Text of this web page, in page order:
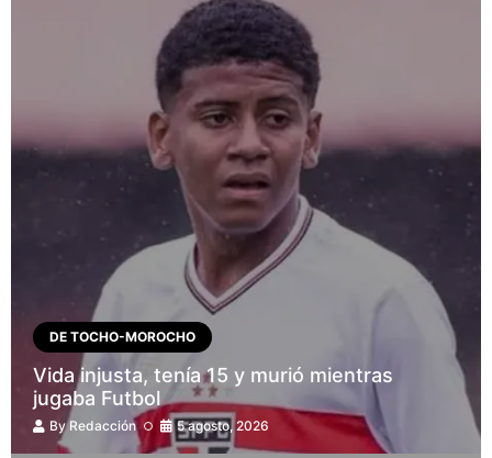
DE TOCHO-MOROCHO
Vida injusta, tenía 15 y murió mientras
jugaba Futbol
ByRedacción 5 agosto, 2026